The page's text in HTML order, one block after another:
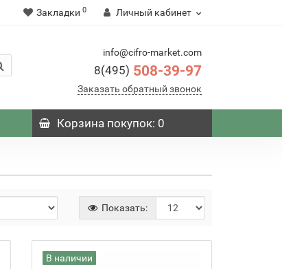
Закладки 0 Личный кабинет
info@cifro-market.com
8(495) 508-39-97
Заказать обратный звонок
Корзинапокупок: 0
Показать:
В наличии